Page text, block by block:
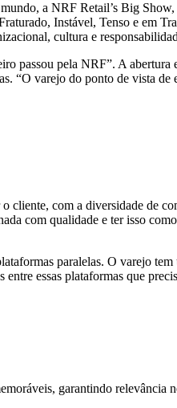
a NRF Retail’s Big
Instável, Tenso e em
cultura e
passou pela NRF”. A
“O varejo do ponto de vista
com a diversidade de
com qualidade e ter isso
paralelas. O varejo
essas plataformas que
garantindo relevância